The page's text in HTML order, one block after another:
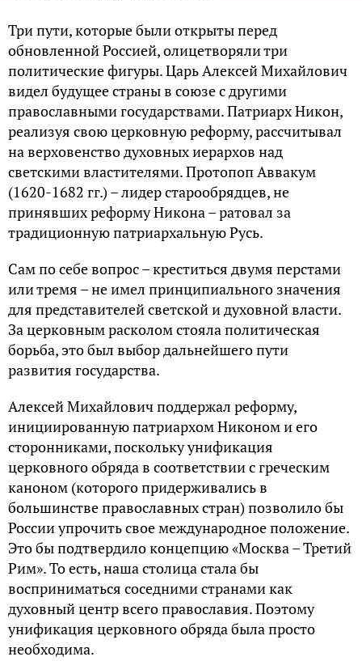
Три пути, которые были открыты перед
обновленной Россией, олицетворяли три
политические фигуры. Царь Алексей Михайлович
видел будущее страны в союзе с другими
православными государствами. Патриарх Никон,
реализуя свою церковную реформу, рассчитывал
на верховенство духовных иерархов над
светскими властителями. Протопоп Аввакум
(1620-1682 гг.) – лидер старообрядцев, не
принявших реформу Никона – ратовал за
традиционную патриархальную Русь.
Сам по себе вопрос – креститься двумя перстами
или тремя – не имел принципиального значения
для представителей светской и духовной власти.
За церковным расколом стояла политическая
борьба, это был выбор дальнейшего пути
развития государства.
Алексей Михайлович поддержал реформу,
инициированную патриархом Никоном и его
сторонниками, поскольку унификация
церковного обряда в соответствии с греческим
каноном (которого придерживались в
большинстве православных стран) позволило бы
России упрочить свое международное положение.
Это бы подтвердило концепцию «Москва – Третий
Рим». То есть, наша столица стала бы
восприниматься соседними странами как
духовный центр всего православия. Поэтому
унификация церковного обряда была просто
необходима.